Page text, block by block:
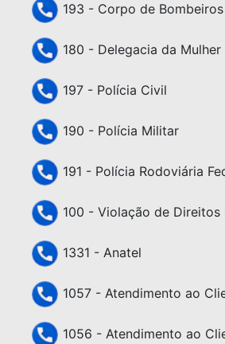
193 - Corpo de Bombeiros
180 - Delegacia da Mulher
197 - Polícia Civil
190 - Polícia Militar
191 - Polícia Rodoviária
100 - Violação de Direitos
1331 - Anatel
1057 - Atendimento ao
1056 - Atendimento ao